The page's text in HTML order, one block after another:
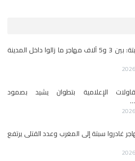
حكومة سبتة: بين 3 و5 آلاف مهاجر ما زالوا داخل المدينة
الإعلامية بتطوان يشيد بصمود
غادروا سبتة إلى المغرب وعدد القتلى يرتفع